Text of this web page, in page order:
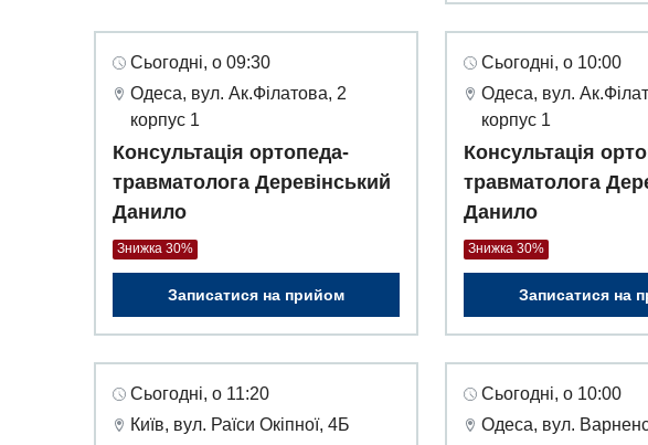
Сьогодні, о 09:30
Одеса, вул. Ак.Філатова, 2
корпус 1
Консультація ортопеда-
травматолога Деревінський
Данило
Знижка 30%
Записатися на прийом
Сьогодні, о 10:00
Одеса, вул.
корпус 1
Консультація
травматолога
Данило
Знижка 30%
Записатися на
Сьогодні, о 11:20
Київ, вул. Раїси Окіпної, 4Б
Сьогодні, о 10:00
Одеса, вул.